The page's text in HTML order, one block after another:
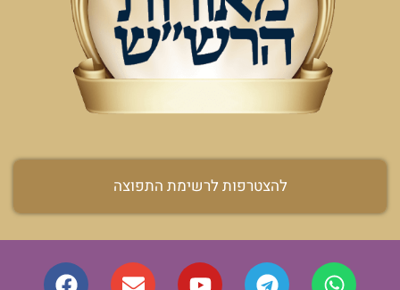
להצטרפות לרשימת התפוצה